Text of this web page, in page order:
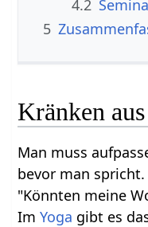
4.2
5
Kränken
Man muss
bevor man
"Könnten meine
ImYoga gibt es